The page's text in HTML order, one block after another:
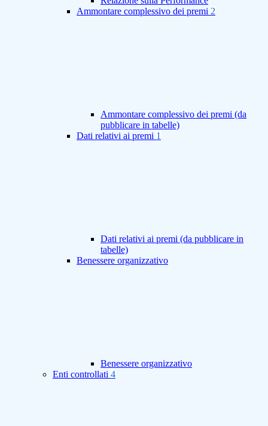
Ammontare complessivo dei premi 2
Ammontare complessivo dei premi (da
pubblicare in tabelle)
Dati relativi ai premi 1
Dati relativi ai premi (da pubblicare in
tabelle)
Benessere organizzativo
Benessere organizzativo
Enti controllati 4